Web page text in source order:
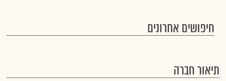
חיפושים אחרונים
תיאור חברה